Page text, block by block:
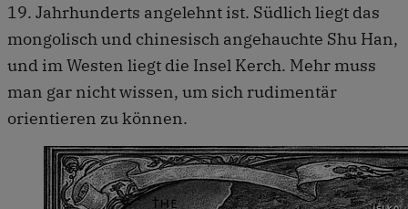
19. Jahrhunderts angelehnt ist. Südlich liegt das
mongolisch und chinesisch angehauchte Shu Han,
und im Westen liegt die Insel Kerch. Mehr muss
man gar nicht wissen, um sich rudimentär
orientieren zu können.